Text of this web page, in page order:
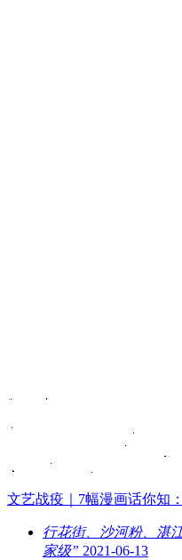
文艺战疫｜7幅漫画话你知
行花街、沙河粉、湛
家级” 2021-06-13